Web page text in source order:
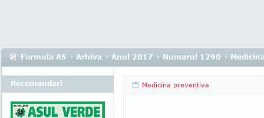
Formula AS › Arhiva › Anul 2017 › Numarul 1290 ›
Medicina preventiva
Recomandari